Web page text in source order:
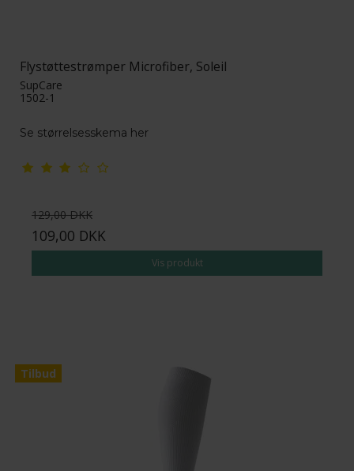
Flystøttestrømper Microfiber, Soleil
SupCare
1502-1
Se størrelsesskema her
129,00 DKK
109,00 DKK
Vis produkt
Tilbud